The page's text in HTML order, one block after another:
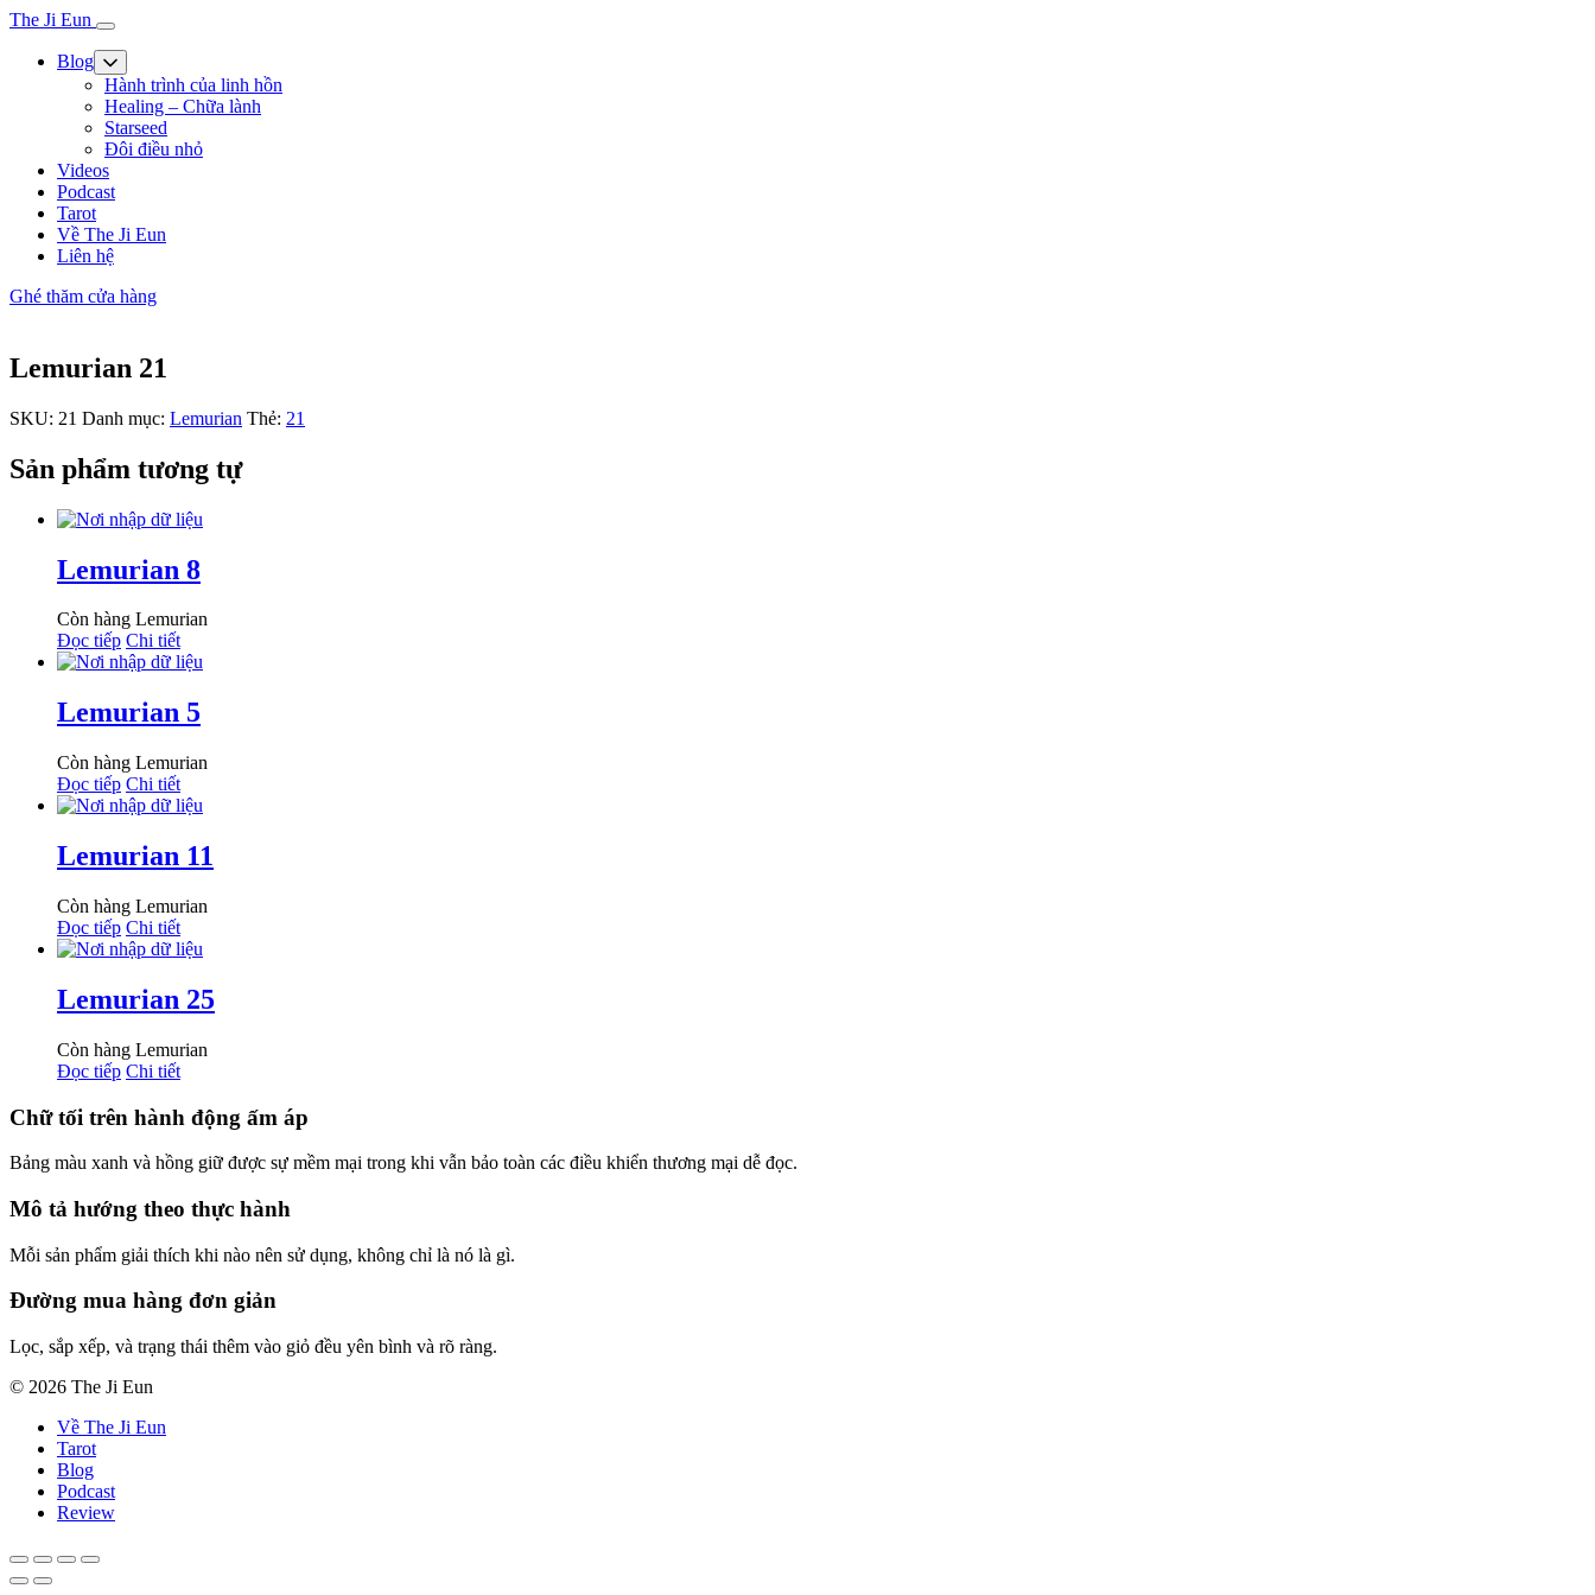
The Ji Eun
Blog
Hành trình của linh hồn
Healing – Chữa lành
Starseed
Đôi điều nhỏ
Videos
Podcast
Tarot
Về The Ji Eun
Liên hệ
Ghé thăm cửa hàng
Lemurian 21
SKU: 21 Danh mục: Lemurian Thẻ: 21
Sản phẩm tương tự
Lemurian 8
Còn hàng Lemurian
Đọc tiếp Chi tiết
Lemurian 5
Còn hàng Lemurian
Đọc tiếp Chi tiết
Lemurian 11
Còn hàng Lemurian
Đọc tiếp Chi tiết
Lemurian 25
Còn hàng Lemurian
Đọc tiếp Chi tiết
Chữ tối trên hành động ấm áp
Bảng màu xanh và hồng giữ được sự mềm mại trong khi vẫn bảo toàn các điều khiển thương mại dễ đọc.
Mô tả hướng theo thực hành
Mỗi sản phẩm giải thích khi nào nên sử dụng, không chỉ là nó là gì.
Đường mua hàng đơn giản
Lọc, sắp xếp, và trạng thái thêm vào giỏ đều yên bình và rõ ràng.
© 2026 The Ji Eun
Về The Ji Eun
Tarot
Blog
Podcast
Review